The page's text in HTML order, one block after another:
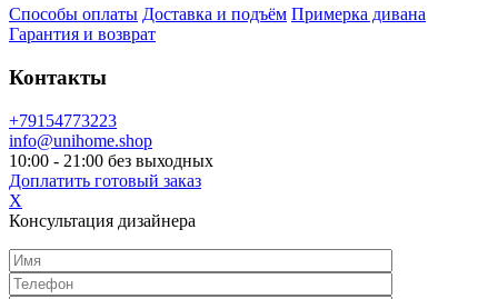
Способы оплаты Доставка и подъём Примерка дивана
Гарантия и возврат
Контакты
+79154773223
info@unihome.shop
10:00 - 21:00 без выходных
Доплатить готовый заказ
X
Консультация дизайнера